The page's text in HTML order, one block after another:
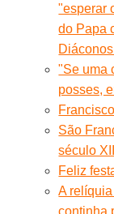
"esperar
do Papa
"Se uma
posses,
São
século XIII
Feliz
A
continha